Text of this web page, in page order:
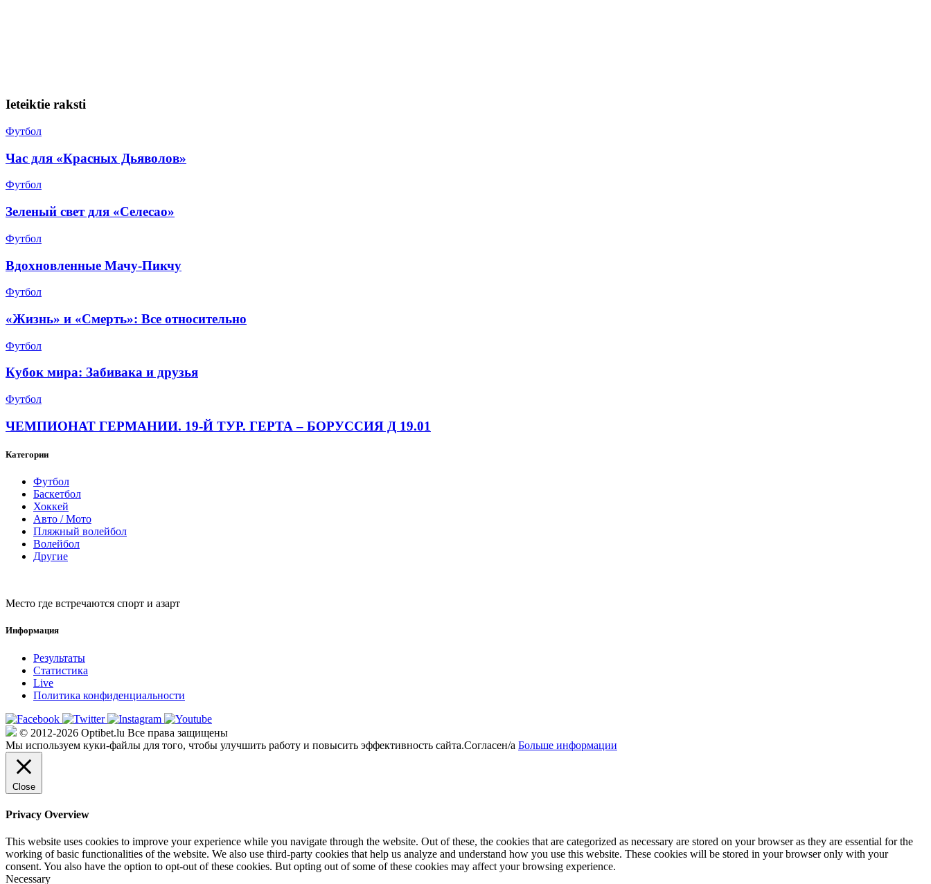
Ieteiktie raksti
Футбол
Час для «Красных Дьяволов»
Футбол
Зеленый свет для «Селесао»
Футбол
Вдохновленные Мачу-Пикчу
Футбол
«Жизнь» и «Смерть»: Все относительно
Футбол
Кубок мира: Забивака и друзья
Футбол
ЧЕМПИОНАТ ГЕРМАНИИ. 19-Й ТУР. ГЕРТА – БОРУССИЯ Д 19.01
Категории
Футбол
Баскетбол
Хоккей
Авто / Мото
Пляжный волейбол
Волейбол
Другие
Место где встречаются спорт и азарт
Информация
Результаты
Статистика
Live
Политика конфиденциальности
© 2012-2026 Optibet.lu Все права защищены
Мы используем куки-файлы для того, чтобы улучшить работу и повысить эффективность сайта.Согласен/а Больше информации
Close
Privacy Overview
This website uses cookies to improve your experience while you navigate through the website. Out of these, the cookies that are categorized as necessary are stored on your browser as they are essential for the
working of basic functionalities of the website. We also use third-party cookies that help us analyze and understand how you use this website. These cookies will be stored in your browser only with your
consent. You also have the option to opt-out of these cookies. But opting out of some of these cookies may affect your browsing experience.
Necessary